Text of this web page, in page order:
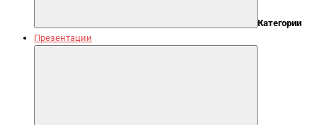
Категории
Презентации